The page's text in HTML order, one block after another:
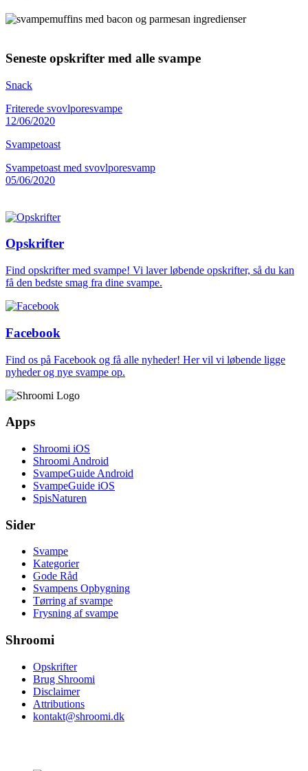
Seneste opskrifter med alle svampe
Snack
Friterede svovlporesvampe
12/06/2020
Svampetoast
Svampetoast med svovlporesvamp
05/06/2020
Opskrifter
Find opskrifter med svampe! Vi laver løbende opskrifter, så du kan
få den bedste smag fra dine svampe.
Facebook
Find os på Facebook og få alle nyheder! Her vil vi løbende ligge
nyheder og nye svampe op.
Apps
Shroomi iOS
Shroomi Android
SvampeGuide Android
SvampeGuide iOS
SpisNaturen
Sider
Svampe
Kategorier
Gode Råd
Svampens Opbygning
Tørring af svampe
Frysning af svampe
Shroomi
Opskrifter
Brug Shroomi
Disclaimer
Attributions
kontakt@shroomi.dk